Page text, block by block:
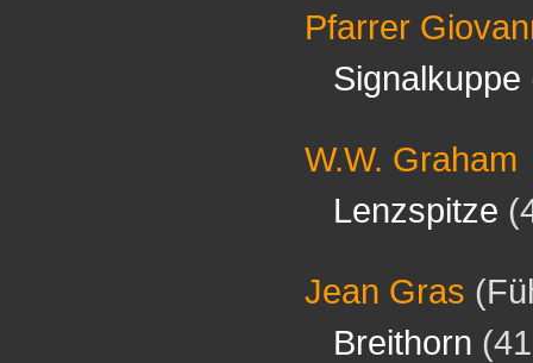
Pfarrer
Signalkuppe
W.W. Graham
Lenzspitze
Jean Gras
Breithorn